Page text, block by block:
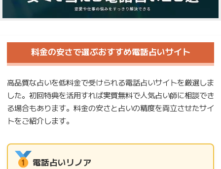
料金の安さで選ぶおすすめ電話占いサイト
高品質な占いを低料金で受けられる電話占いサイトを厳選しま
した。初回特典を活用すれば実質無料で人気占い師に相談でき
る場合もあります。料金の安さと占いの精度を両立させたサイ
トをご紹介します。
電話占いリノア